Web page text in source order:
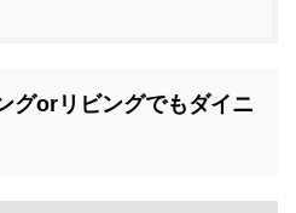
グorリビングでもダイニ